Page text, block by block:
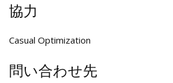
協力
Casual Optimization
問い合わせ先